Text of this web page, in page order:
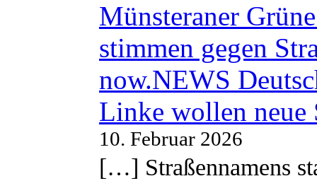
Münsteraner
stimmen gegen
now.NEWS
Linke wollen neue
10. Februar 2026
[…] Straßennamens